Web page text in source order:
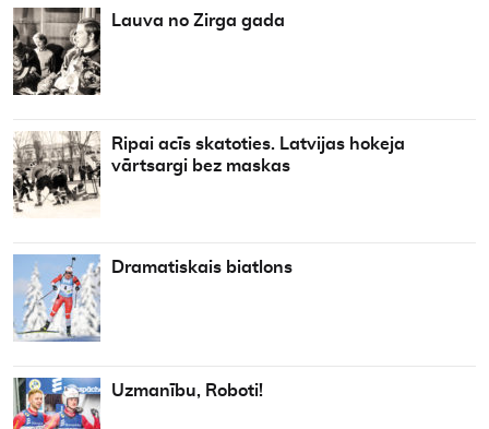
Lauva no Zirga gada
Ripai acīs skatoties. Latvijas hokeja
vārtsargi bez maskas
Dramatiskais biatlons
Uzmanību, Roboti!